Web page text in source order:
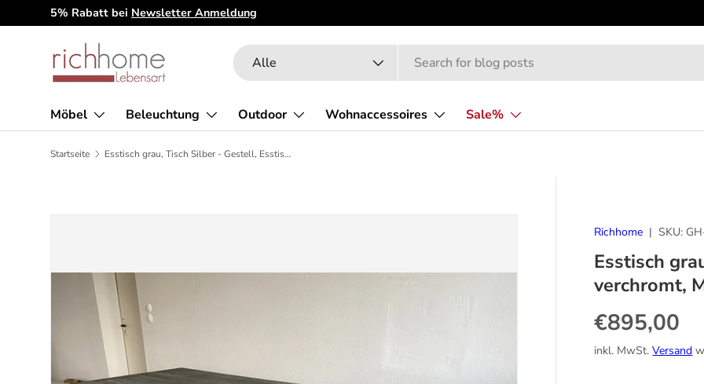
Direkt zum Inhalt
5% Rabatt bei Newsletter Anmeldung
Suchen
Art
Alle
Möbel Beleuchtung Outdoor Wohnaccessoires Sale%
Startseite Esstisch grau, Tisch Silber - Gestell, Esstisch verchromt, Maße 190 x 90 cm
Richhome | SKU:
Esstisch
verchromt,
Normaler
€895,00
inkl. MwSt.Versand